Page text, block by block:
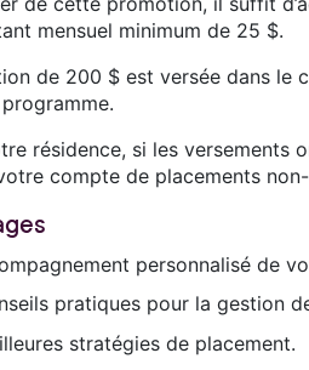
mensuel minimum de 25 $.
de 200 $ est versée dans
programme.
résidence, si les versements
compte de placements
personnalisé de
pratiques pour la gestion
stratégies de placement.